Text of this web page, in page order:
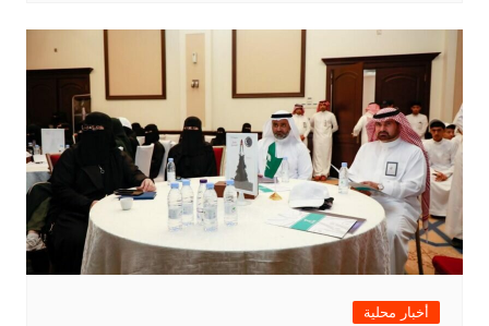
أخبار محلية